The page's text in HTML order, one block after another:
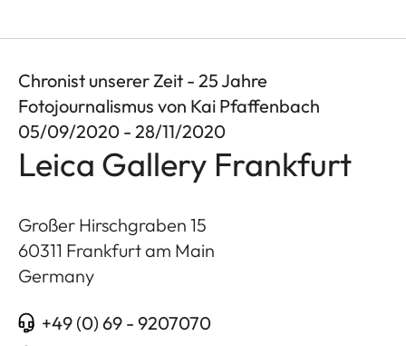
Chronist unserer Zeit - 25 Jahre
Fotojournalismus von Kai Pfaffenbach
05/09/2020 - 28/11/2020
Leica Gallery Frankfurt
Großer Hirschgraben 15
60311 Frankfurt am Main
Germany
+49 (0) 69 - 9207070